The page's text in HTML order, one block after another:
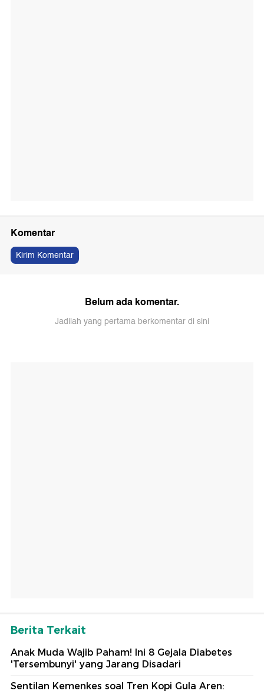
Komentar
Kirim Komentar
Belum ada komentar.
Jadilah yang pertama berkomentar di sini
Berita Terkait
Anak Muda Wajib Paham! Ini 8 Gejala Diabetes
'Tersembunyi' yang Jarang Disadari
Sentilan Kemenkes soal Tren Kopi Gula Aren: